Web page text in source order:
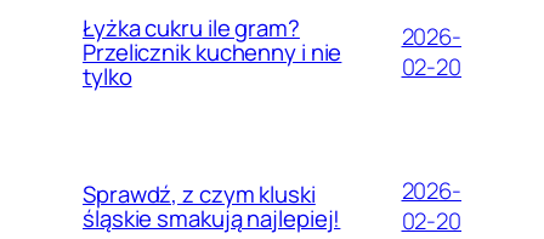
Łyżka cukru ile gram?
Przelicznik kuchenny i nie
tylko
2026-
02-20
Sprawdź, z czym kluski
śląskie smakują najlepiej!
2026-
02-20